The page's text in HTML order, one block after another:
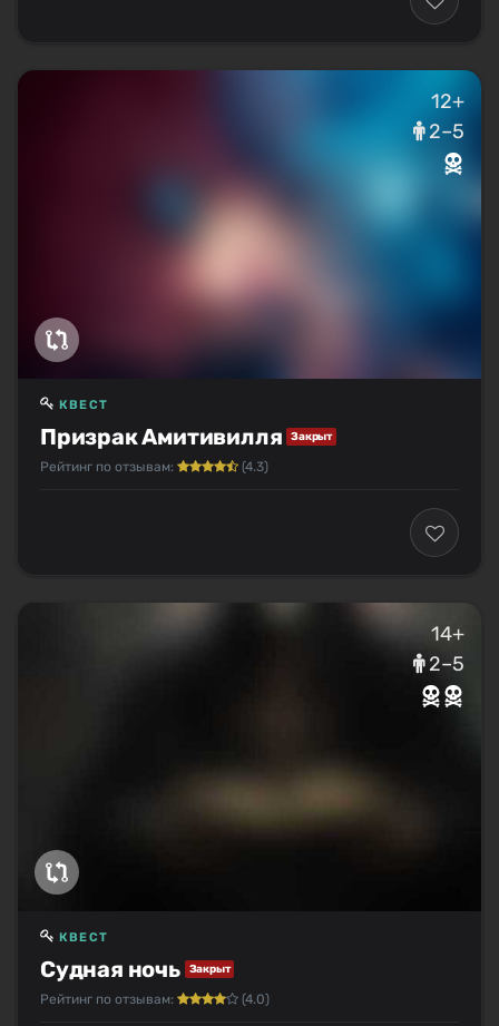
12+
2–5
Призрак Амитивилля Закрыт
КВЕСТ
Рейтинг по отзывам: (4.3)
14+
2–5
Судная ночь Закрыт
КВЕСТ
Рейтинг по отзывам: (4.0)